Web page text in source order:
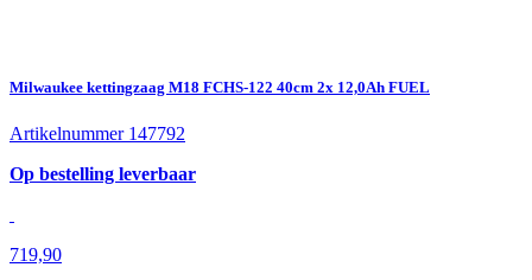
Milwaukee kettingzaag M18 FCHS-122 40cm 2x 12,0Ah FUEL
Artikelnummer 147792
Op bestelling leverbaar
719,90